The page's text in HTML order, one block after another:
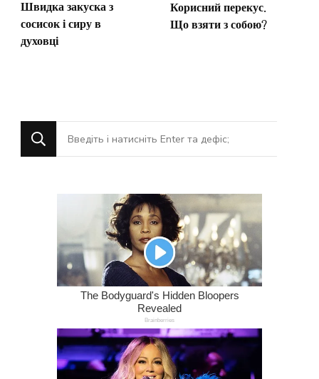
Швидка закуска з
сосисок і сиру в
духовці
Корисний перекус.
Що взяти з собою?
Шукаєте
щось?